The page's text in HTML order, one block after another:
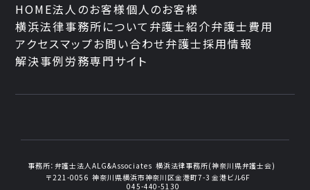
HOME法人のお客様個人のお客様
横浜法律事務所について 弁護士紹介弁護士費用
アクセスマップお問い合わせ弁護士採用情報
解決事例労務専門サイト
事務所： 弁護士法人ALG&Associates 横浜法律事務所(神奈川県弁護士会)
〒221-0056 神奈川県横浜市神奈川区金港町7-3金港ビル6F
045-440-5130